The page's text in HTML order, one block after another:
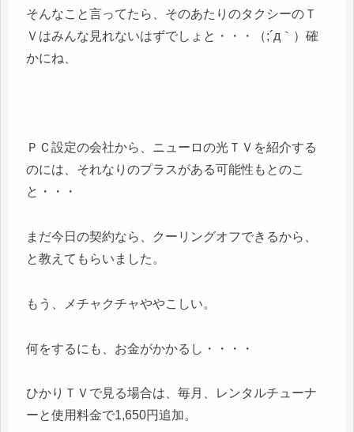
そんなこと言ってたら、そのあたりのタクシーのＴ
Ｖはみんな見れないはずでしょと・・・（;´д｀）確
かにね、
ＰＣ設定の会社から、ニューロの光ＴＶを紹介する
のには、それなりのプラスがある可能性もとのこ
と・・・
まだ今日の契約なら、クーリングオフできるから、
と教えてもらいました。
もう、メチャクチャややこしい。
何をするにも、お金がかかるし・・・・
ひかりＴＶで見る場合は、毎月、レンタルチューナ
ーと使用料金で1,650円追加。